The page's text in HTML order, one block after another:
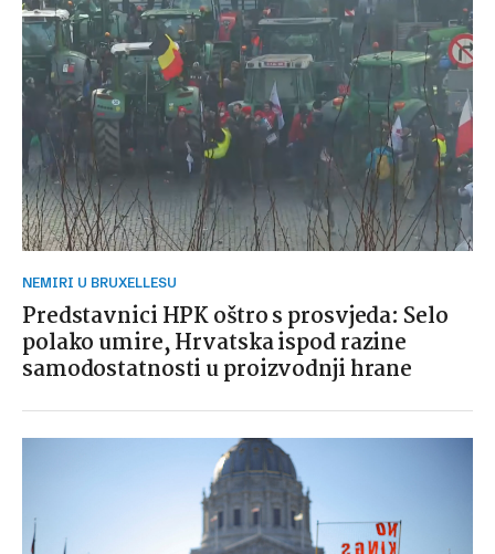
NEMIRI U BRUXELLESU
Predstavnici HPK oštro s prosvjeda: Selo
polako umire, Hrvatska ispod razine
samodostatnosti u proizvodnji hrane